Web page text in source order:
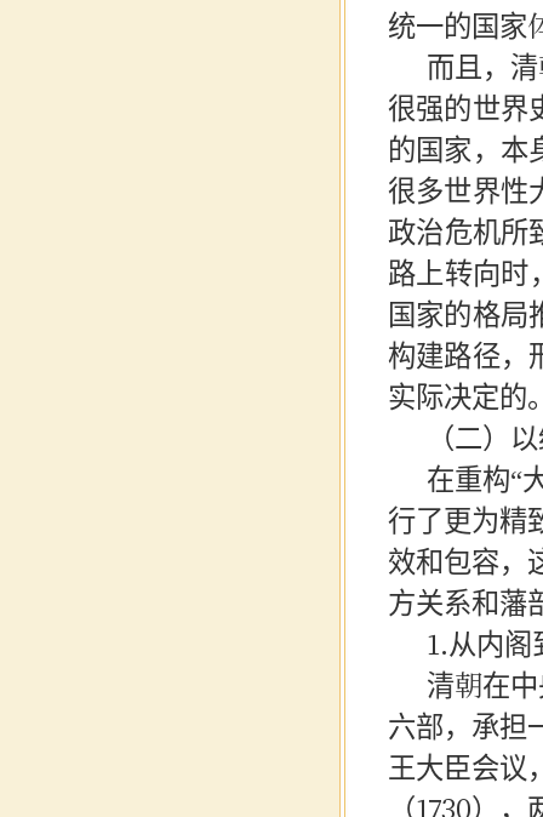
统一的国家
而且，
很强的世界
的国家，本
很多世界性
政治危机所
路上转向时
国家的格局
构建路径，
实际决定的
（二）
在重构“
行了更为精
效和包容，
方关系和藩
1.从内阁
清朝在
六部，承担
王大臣会议
（1730），